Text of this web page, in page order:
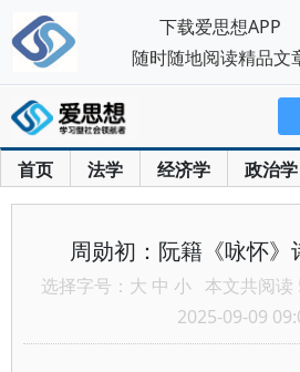
首页 法学 经济学 政治学
周勋初：阮籍《咏怀》
选择字号： 大 中 小 本文共阅读
2025-09-09
下载爱思想APP
随时随地阅读精品文